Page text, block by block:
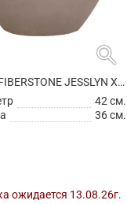
search
КАШПО FIBERSTONE JESSLYN XS, TAUPE
42 см.
36 см.
ожидается 13.08.26г.